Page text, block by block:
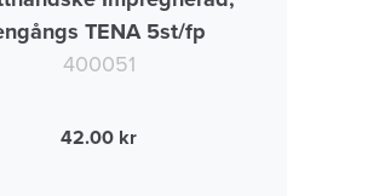
TENA 5st/fp
400051
42.00